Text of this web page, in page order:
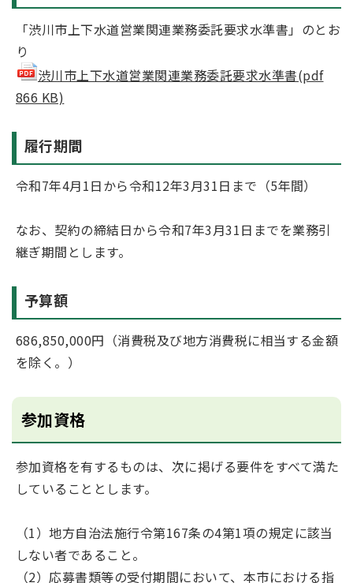
「渋川市上下水道営業関連業務委託要求水準書」のとお
り
渋川市上下水道営業関連業務委託要求水準書(pdf
866 KB)
履行期間
令和7年4月1日から令和12年3月31日まで（5年間）
なお、契約の締結日から令和7年3月31日までを業務引
継ぎ期間とします。
予算額
686,850,000円（消費税及び地方消費税に相当する金額
を除く。）
参加資格
参加資格を有するものは、次に掲げる要件をすべて満た
していることとします。
（1）地方自治法施行令第167条の4第1項の規定に該当
しない者であること。
（2）応募書類等の受付期間において、本市における指